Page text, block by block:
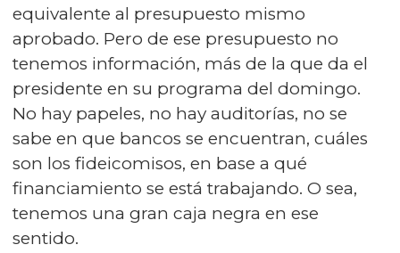
equivalente al presupuesto mismo
aprobado. Pero de ese presupuesto no
tenemos información, más de la que da el
presidente en su programa del domingo.
No hay papeles, no hay auditorías, no se
sabe en que bancos se encuentran, cuáles
son los fideicomisos, en base a qué
financiamiento se está trabajando. O sea,
tenemos una gran caja negra en ese
sentido.